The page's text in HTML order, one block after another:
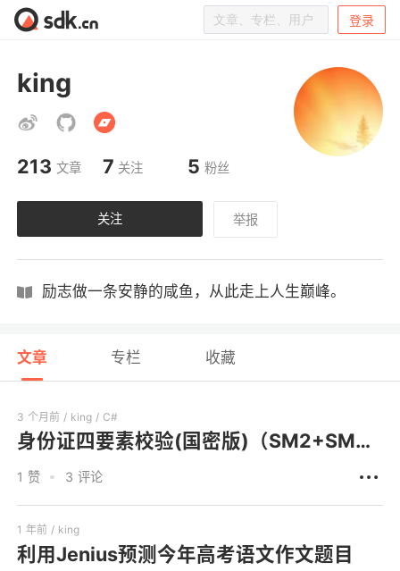
登录
king
213 文章 7 关注 5 粉丝
关注 举报
励志做一条安静的咸鱼，从此走上人生巅峰。
文章 专栏 收藏
3 个月前 / king/ C#
身份证四要素校验(国密版)（SM2+SM4国密加密版）- 聚合数据API调用C#示例
1 赞 3 评论
1 年前 / king
利用Jenius预测今年高考语文作文题目